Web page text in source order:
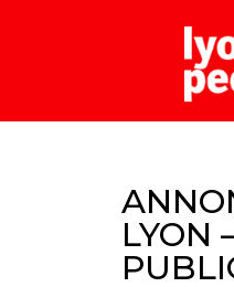
LYON